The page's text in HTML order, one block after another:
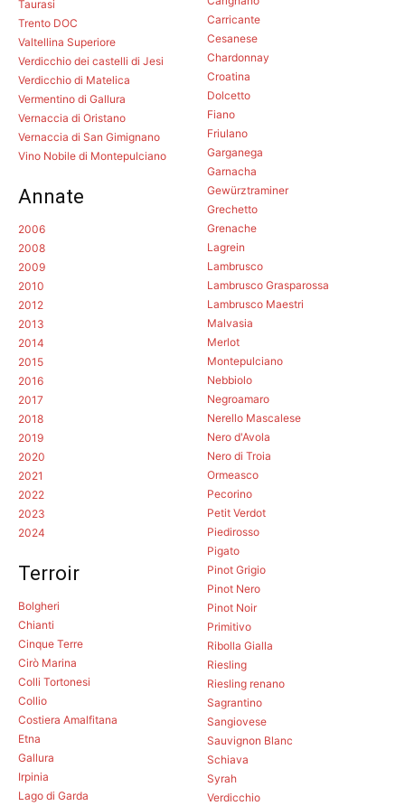
Taurasi
Trento DOC
Valtellina Superiore
Verdicchio dei castelli di Jesi
Verdicchio di Matelica
Vermentino di Gallura
Vernaccia di Oristano
Vernaccia di San Gimignano
Vino Nobile di Montepulciano
Annate
2006
2008
2009
2010
2012
2013
2014
2015
2016
2017
2018
2019
2020
2021
2022
2023
2024
Terroir
Bolgheri
Chianti
Cinque Terre
Cirò Marina
Colli Tortonesi
Collio
Costiera Amalfitana
Etna
Gallura
Irpinia
Lago di Garda
Carricante
Cesanese
Chardonnay
Croatina
Dolcetto
Fiano
Friulano
Garganega
Garnacha
Gewürztraminer
Grechetto
Grenache
Lagrein
Lambrusco
Lambrusco Grasparossa
Lambrusco Maestri
Malvasia
Merlot
Montepulciano
Nebbiolo
Negroamaro
Nerello Mascalese
Nero d'Avola
Nero di Troia
Ormeasco
Pecorino
Petit Verdot
Piedirosso
Pigato
Pinot Grigio
Pinot Nero
Pinot Noir
Primitivo
Ribolla Gialla
Riesling
Riesling renano
Sagrantino
Sangiovese
Sauvignon Blanc
Schiava
Syrah
Verdicchio